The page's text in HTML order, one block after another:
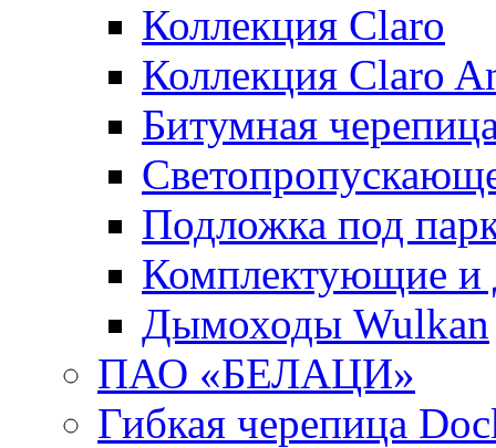
Коллекция Claro
Коллекция Claro
Битумная
Подложка под
Комплектующие и
Дымоходы Wulkan
ПАО «БЕЛАЦИ»
Гибкая черепица